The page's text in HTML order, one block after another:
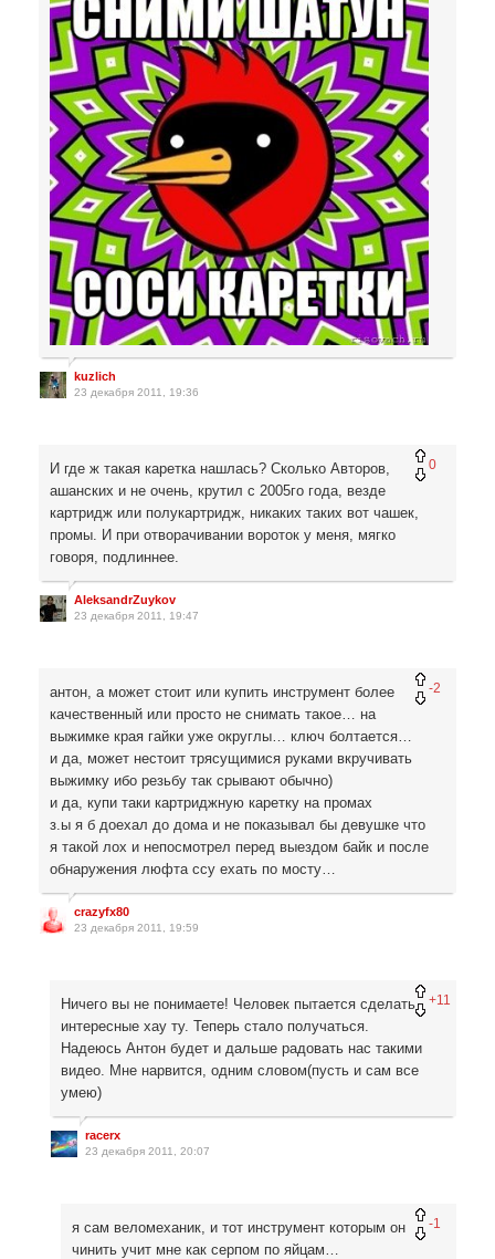
kuzlich
23 декабря 2011, 19:36
0
И где ж такая каретка нашлась? Сколько Авторов,
ашанских и не очень, крутил с 2005го года, везде
картридж или полукартридж, никаких таких вот чашек,
промы. И при отворачивании вороток у меня, мягко
говоря, подлиннее.
AleksandrZuykov
23 декабря 2011, 19:47
-2
антон, а может стоит или купить инструмент более
качественный или просто не снимать такое… на
выжимке края гайки уже округлы… ключ болтается…
и да, может нестоит трясущимися руками вкручивать
выжимку ибо резьбу так срывают обычно)
и да, купи таки картриджную каретку на промах
з.ы я б доехал до дома и не показывал бы девушке что
я такой лох и непосмотрел перед выездом байк и после
обнаружения люфта ссу ехать по мосту…
crazyfx80
23 декабря 2011, 19:59
+11
Ничего вы не понимаете! Человек пытается сделать
интересные хау ту. Теперь стало получаться.
Надеюсь Антон будет и дальше радовать нас такими
видео. Мне нарвится, одним словом(пусть и сам все
умею)
racerx
23 декабря 2011, 20:07
-1
я сам веломеханик, и тот инструмент которым он
чинить учит мне как серпом по яйцам…